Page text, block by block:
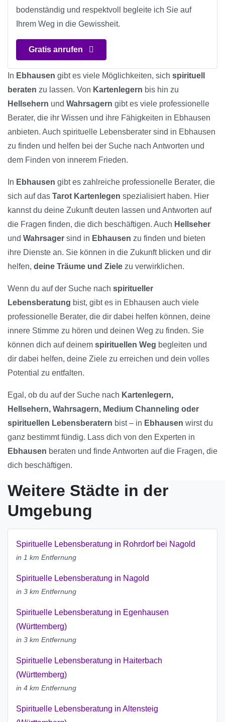
bodenständig und respektvoll begleite ich Sie auf
Ihrem Weg in die Gewissheit.
Gratis anrufen
In Ebhausen gibt es viele Möglichkeiten, sich spirituell
beraten zu lassen. Von Kartenlegern bis hin zu
Hellsehern und Wahrsagern gibt es viele professionelle
Berater, die ihr Wissen und ihre Fähigkeiten in Ebhausen
anbieten. Auch spirituelle Lebensberater sind in Ebhausen
zu finden und helfen bei der Suche nach Antworten und
dem Finden von innerem Frieden.
In Ebhausen gibt es zahlreiche professionelle Berater, die
sich auf das Tarot Kartenlegen spezialisiert haben. Hier
kannst du deine Zukunft deuten lassen und Antworten auf
die Fragen finden, die dich beschäftigen. Auch Hellseher
und Wahrsager sind in Ebhausen zu finden und bieten
ihre Dienste an. Sie können in die Zukunft blicken und dir
helfen, deine Träume und Ziele zu verwirklichen.
Wenn du auf der Suche nach spiritueller
Lebensberatung bist, gibt es in Ebhausen auch viele
professionelle Berater, die dir dabei helfen können, deine
innere Stimme zu hören und deinen Weg zu finden. Sie
können dich auf deinem spirituellen Weg begleiten und
dir dabei helfen, deine Ziele zu erreichen und dein volles
Potential zu entfalten.
Egal, ob du auf der Suche nach Kartenlegern,
Hellsehern, Wahrsagern, Medium Channeling oder
spirituellen Lebensberatern bist – in Ebhausen wirst du
ganz bestimmt fündig. Lass dich von den Experten in
Ebhausen beraten und finde Antworten auf die Fragen, die
dich beschäftigen.
Weitere Städte in der
Umgebung
Spirituelle Lebensberatung in Rohrdorf bei Nagold
in 1 km Entfernung
Spirituelle Lebensberatung in Nagold
in 3 km Entfernung
Spirituelle Lebensberatung in Egenhausen
(Württemberg)
in 3 km Entfernung
Spirituelle Lebensberatung in Haiterbach
(Württemberg)
in 4 km Entfernung
Spirituelle Lebensberatung in Altensteig